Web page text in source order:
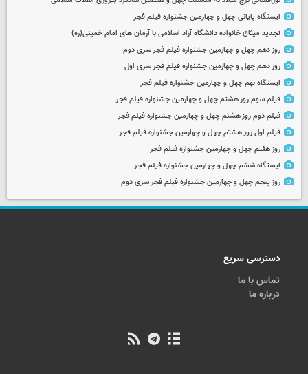
ایستگاه پایانی چهل و چهارمین جشنواره فیلم فجر
تجدید میثاق خانواده دانشگاه آزاد اسلامی با آرمان های امام خمینی(ره)
روز دهم چهل و چهارمین جشنواره فیلم فجر سری دوم
روز دهم چهل و چهارمین جشنواره فیلم فجر سری اول
ایستگاه نهم چهل و چهارمین جشنواره فیلم فجر
فیلم سوم روز هشتم چهل و چهارمین جشنواره فیلم فجر
فیلم دوم روز هشتم چهل و چهارمین جشنواره فیلم فجر
فیلم اول روز هشتم چهل و چهارمین جشنواره فیلم فجر
روز هفتم چهل و چهارمین جشنواره فیلم فجر
ایستگاه ششم چهل و چهارمین جشنواره فیلم فجر
روز پنجم چهل و چهارمین جشنواره فیلم فجر سری دوم
دسترسی سریع
تماس با ما
درباره ما